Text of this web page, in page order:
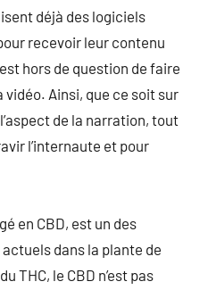
déjà des logiciels
recevoir leur contenu
hors de question de faire
vidéo. Ainsi, que ce soit sur
de la narration, tout
l’internaute et pour
en CBD, est un des
dans la plante de
THC, le CBD n’est pas